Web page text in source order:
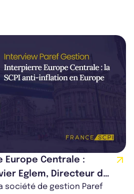
Europe Centrale :
Eglem, Directeur du
& Investissements de
société de gestion Paref